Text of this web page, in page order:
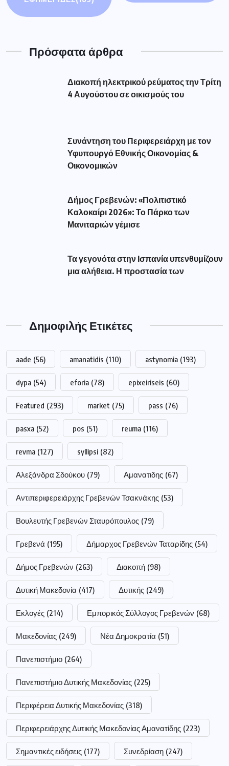
Πρόσφατα άρθρα
Διακοπή ηλεκτρικού ρεύματος την Τρίτη
4 Αυγούστου σε οικισμούς του
Συνάντηση του Περιφερειάρχη με τον
Υφυπουργό Εθνικής Οικονομίας &
Οικονομικών
Δήμος Γρεβενών: «Πολιτιστικό
Καλοκαίρι 2026»: Το Πάρκο των
Μανιταριών γέμισε
Τα γεγονότα στην Ισπανία υπενθυμίζουν
μια αλήθεια. Η προστασία των
Δημοφιλής Ετικέτες
aade (56) amanatidis (110) astynomia (193)
dypa (54) eforia (78) epixeiriseis (60)
Featured (293) market (75) pass (76)
pasxa (52) pos (51) reuma (116)
revma (127) syllipsi (82)
Αλεξάνδρα Σδούκου (79) Αμανατιδης (67)
Αντιπεριφερειάρχης Γρεβενών Τσακνάκης (53)
Βουλευτής Γρεβενών Σταυρόπουλος (79)
Γρεβενά (195) Δήμαρχος Γρεβενών Ταταρίδης (54)
Δήμος Γρεβενών (263) Διακοπή (98)
Δυτική Μακεδονία (417) Δυτικής (249)
Εκλογές (214) Εμπορικός Σύλλογος Γρεβενών (68)
Μακεδονίας (249) Νέα Δημοκρατία (51)
Πανεπιστήμιο (264)
Πανεπιστήμιο Δυτικής Μακεδονίας (225)
Περιφέρεια Δυτικής Μακεδονίας (318)
Περιφερειάρχης Δυτικής Μακεδονίας Αμανατίδης (223)
Σημαντικές ειδήσεις (177) Συνεδρίαση (247)